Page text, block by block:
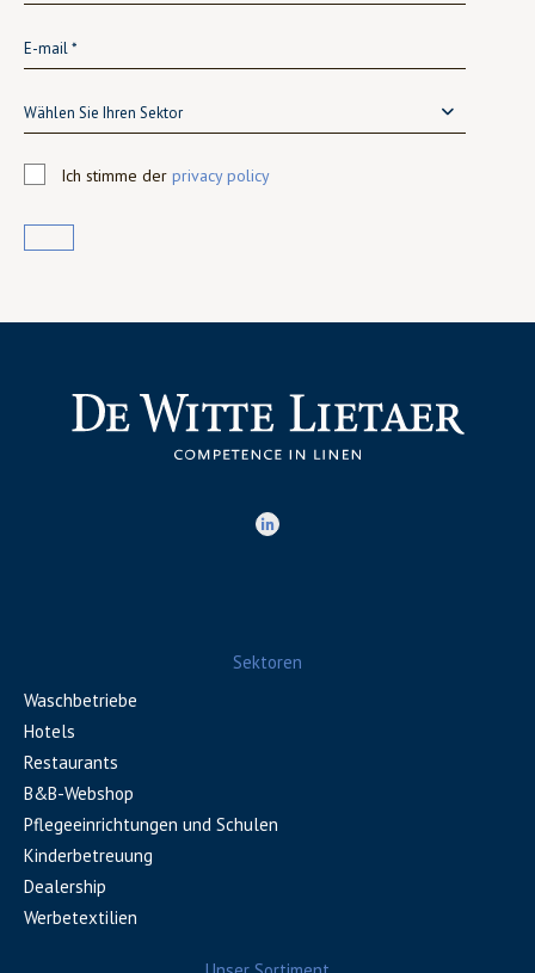
Wählen Sie Ihren Sektor
Ich stimme der privacy policy
Sektoren
Waschbetriebe
Hotels
Restaurants
B&B-Webshop
Pflegeeinrichtungen und Schulen
Kinderbetreuung
Dealership
Werbetextilien